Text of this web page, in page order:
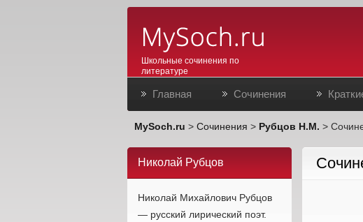
Школьные сочинения по
литературе
Главная Сочинения
MySoch.ru > Сочинения > Рубцов Н.М. >
Николай Рубцов
Николай Михайлович Рубцов
— русский лирический поэт.